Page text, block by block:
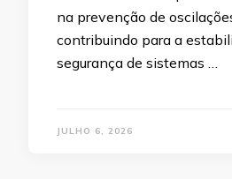
na prevenção de
contribuindo para a
segurança de sistemas …
JULHO 6, 2026